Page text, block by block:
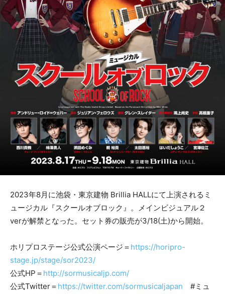
2023年8月に池袋・東京建物 Brillia HALLにて上演されるミ
ュージカル『スクールオブロック』。メインビジュアル２
verが解禁となった。セット券の販売が3/18(土)から開始。
ホリプロステージ公式公演ページ＝ https://horipro-
stage.jp/stage/sor2023/
公式HP＝ http://sormusicaljp.com/
公式Twitter＝ https://twitter.com/sormusicaljapan #ミュ